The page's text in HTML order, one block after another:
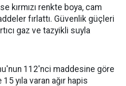
kırmızı renkte boya, cam
fırlattı. Güvenlik güçleri
gaz ve tazyikli suyla
112'nci maddesine göre
yıla varan ağır hapis